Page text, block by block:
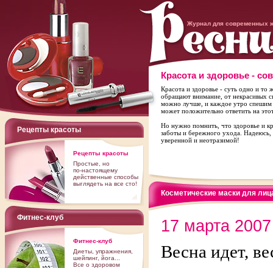
Журнал для современных
Красота и здоровье -
Красота и здоровье - суть одно и то
обращают внимание, от некрасивых
можно лучше, и каждое утро спешим
может положительно ответить на
Но нужно помнить, что здоровье и
заботы и бережного ухода. Надеюсь,
уверенной и неотразимой!
Косметические маски для
17 марта 2007
Весна идет,
Рецепты красоты
Рецепты красоты
Простые, но
по-настоящему
действенные способы
выглядеть на все сто!
Фитнес-клуб
Фитнес-клуб
Диеты, упражнения,
шейпинг, йога...
Все о здоровом